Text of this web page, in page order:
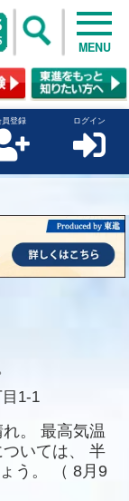
MENU
員登録 ログイン
1-1
。
最高気温
いては、
半
う。
（ 8月9